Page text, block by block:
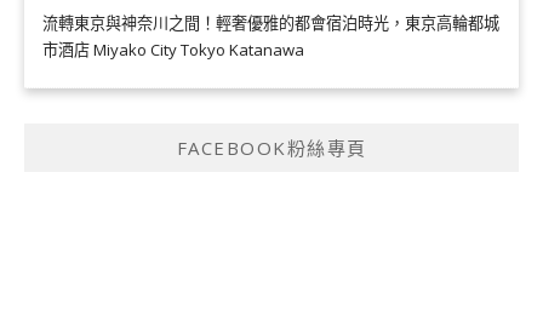
流轉東京與神奈川之間！輕奢優雅的都會宿泊時光，東京高輪都城
市酒店 Miyako City Tokyo Katanawa
FACEBOOK粉絲專頁